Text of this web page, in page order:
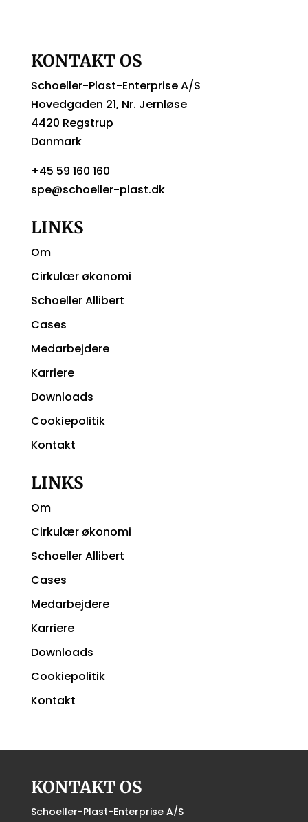
KONTAKT OS
Schoeller-Plast-Enterprise A/S
Hovedgaden 21, Nr. Jernløse
4420 Regstrup
Danmark
+45 59 160 160
spe@schoeller-plast.dk
LINKS
Om
Cirkulær økonomi
Schoeller Allibert
Cases
Medarbejdere
Karriere
Downloads
Cookiepolitik
Kontakt
LINKS
Om
Cirkulær økonomi
Schoeller Allibert
Cases
Medarbejdere
Karriere
Downloads
Cookiepolitik
Kontakt
KONTAKT OS
Schoeller-Plast-Enterprise A/S